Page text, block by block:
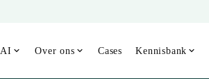
AI Over ons Cases Kennisbank